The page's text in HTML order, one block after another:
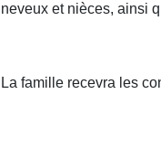
neveux et nièces, ainsi
La famille recevra les